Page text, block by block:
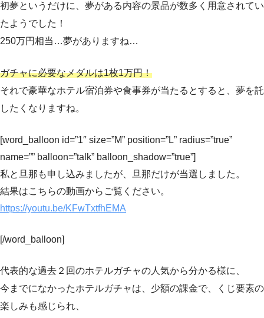
初夢というだけに、夢がある内容の景品が数多く用意されてい
たようでした！
250万円相当…夢がありますね…
ガチャに必要なメダルは1枚1万円！
それで豪華なホテル宿泊券や食事券が当たるとすると、夢を託
したくなりますね。
[word_balloon id=”1″ size=”M” position=”L” radius=”true”
name=”” balloon=”talk” balloon_shadow=”true”]
私と旦那も申し込みましたが、旦那だけが当選しました。
結果はこちらの動画からご覧ください。
https://youtu.be/KFwTxtfhEMA
[/word_balloon]
代表的な過去２回のホテルガチャの人気から分かる様に、
今までになかったホテルガチャは、少額の課金で、くじ要素の
楽しみも感じられ、